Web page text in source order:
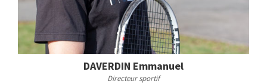
DAVERDIN Emmanuel
Directeur sportif